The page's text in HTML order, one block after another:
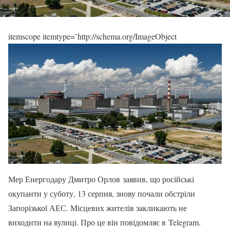
itemscope itemtype=’http://schema.org/ImageObject
Мер Енергодару Дмитро Орлов заявив, що російські
окупанти у суботу, 13 серпня, знову почали обстріли
Запорізької АЕС. Місцевих жителів закликають не
виходити на вулиці. Про це він повідомляє в Telegram.